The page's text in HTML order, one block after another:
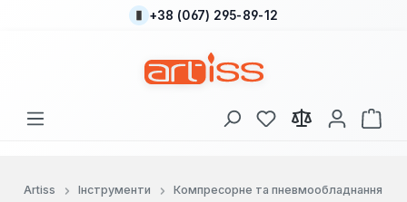
Перейти до основного вмісту
+38 (067) 295-89-12
У вас є 0 у списку
Artiss Інструменти
Компресорне та пневмообладнання